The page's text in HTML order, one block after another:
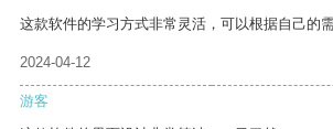
这款软件的学习方式非常灵活，可以根据自己的
2024-04-12
游客